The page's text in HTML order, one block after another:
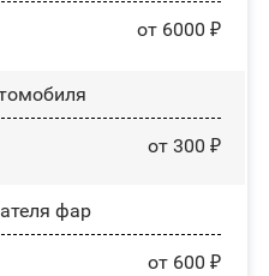
от 6000 ₽
от 300 ₽
фар
от 600 ₽